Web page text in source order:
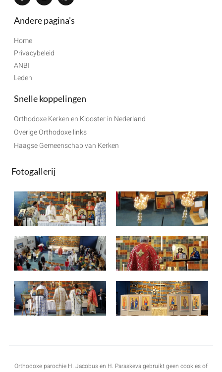
Andere pagina’s
Home
Privacybeleid
ANBI
Leden
Snelle koppelingen
Orthodoxe Kerken en Klooster in Nederland
Overige Orthodoxe links
Haagse Gemeenschap van Kerken
Fotogallerij
Orthodoxe parochie H. Jacobus en H. Paraskeva gebruikt geen cookies of